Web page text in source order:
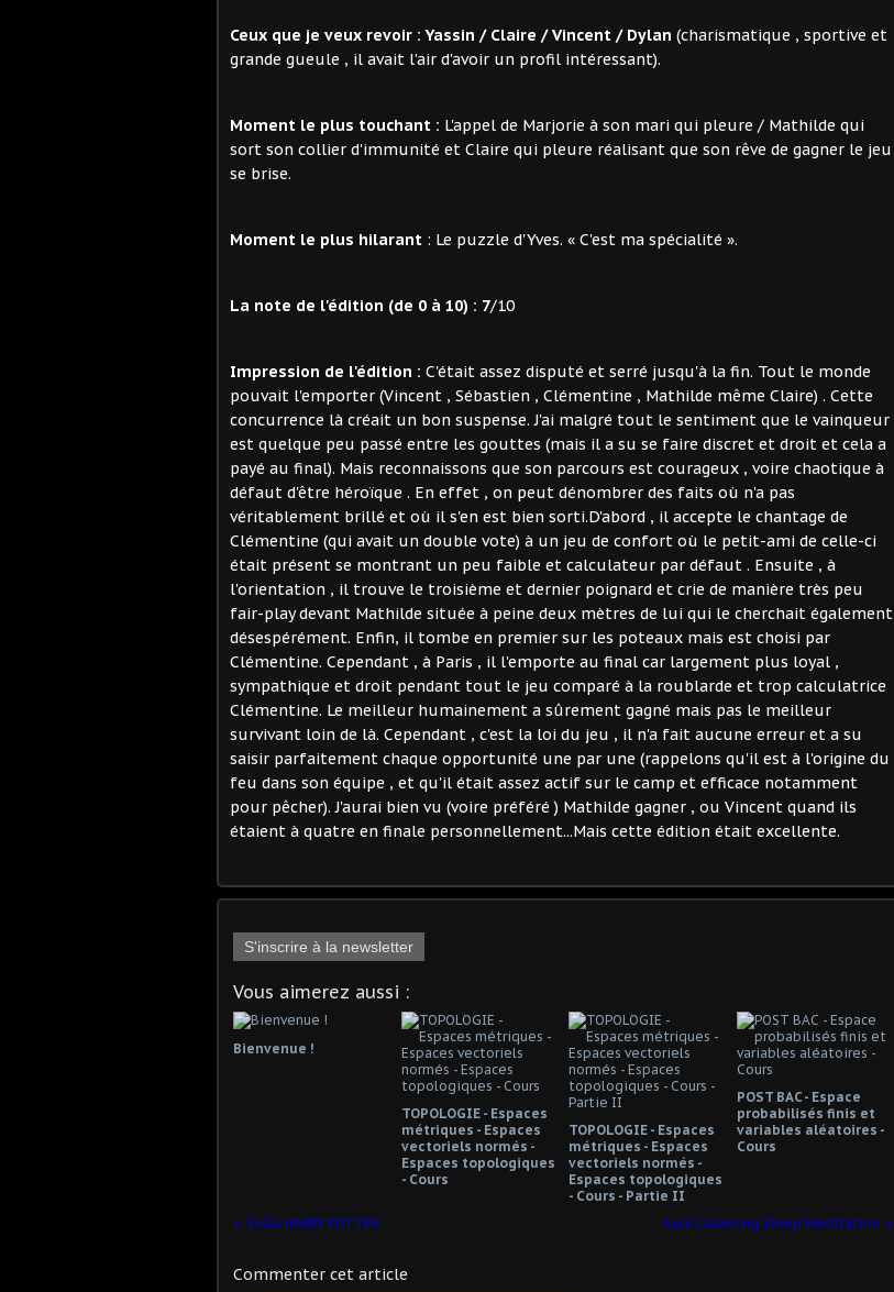
Ceux que je veux revoir :Yassin / Claire / Vincent / Dylan (charismatique , sportive et
grande gueule , il avait l'air d'avoir un profil intéressant).
Moment le plus touchant : L'appel de Marjorie à son mari qui pleure / Mathilde qui
sort son collier d'immunité et Claire qui pleure réalisant que son rêve de gagner le jeu
se brise.
Moment le plus hilarant : Le puzzle d'Yves. « C'est ma spécialité ».
La note de l'édition (de 0 à 10) : 7/10
Impression de l'édition : C'était assez disputé et serré jusqu'à la fin. Tout le monde
pouvait l'emporter (Vincent , Sébastien , Clémentine , Mathilde même Claire) . Cette
concurrence là créait un bon suspense. J'ai malgré tout le sentiment que le vainqueur
est quelque peu passé entre les gouttes (mais il a su se faire discret et droit et cela a
payé au final). Mais reconnaissons que son parcours est courageux , voire chaotique à
défaut d'être héroïque . En effet , on peut dénombrer des faits où n'a pas
véritablement brillé et où il s'en est bien sorti.D'abord , il accepte le chantage de
Clémentine (qui avait un double vote) à un jeu de confort où le petit-ami de celle-ci
était présent se montrant un peu faible et calculateur par défaut . Ensuite , à
l'orientation , il trouve le troisième et dernier poignard et crie de manière très peu
fair-play devant Mathilde située à peine deux mètres de lui qui le cherchait également
désespérément. Enfin, il tombe en premier sur les poteaux mais est choisi par
Clémentine. Cependant , à Paris , il l'emporte au final car largement plus loyal ,
sympathique et droit pendant tout le jeu comparé à la roublarde et trop calculatrice
Clémentine. Le meilleur humainement a sûrement gagné mais pas le meilleur
survivant loin de là. Cependant , c'est la loi du jeu , il n'a fait aucune erreur et a su
saisir parfaitement chaque opportunité une par une (rappelons qu'il est à l'origine du
feu dans son équipe , et qu'il était assez actif sur le camp et efficace notamment
pour pêcher). J'aurai bien vu (voire préféré ) Mathilde gagner , ou Vincent quand ils
étaient à quatre en finale personnellement...Mais cette édition était excellente.
S'inscrire à la newsletter
Vous aimerez aussi :
Bienvenue !
TOPOLOGIE - Espaces
métriques - Espaces
vectoriels normés -
Espaces topologiques
- Cours
TOPOLOGIE - Espaces
métriques - Espaces
vectoriels normés -
Espaces topologiques
- Cours - Partie II
POST BAC - Espace
probabilisés finis et
variables aléatoires -
Cours
SAGA HARRY POTTER Aura Cleansing Sleep Meditation
Commenter cet article